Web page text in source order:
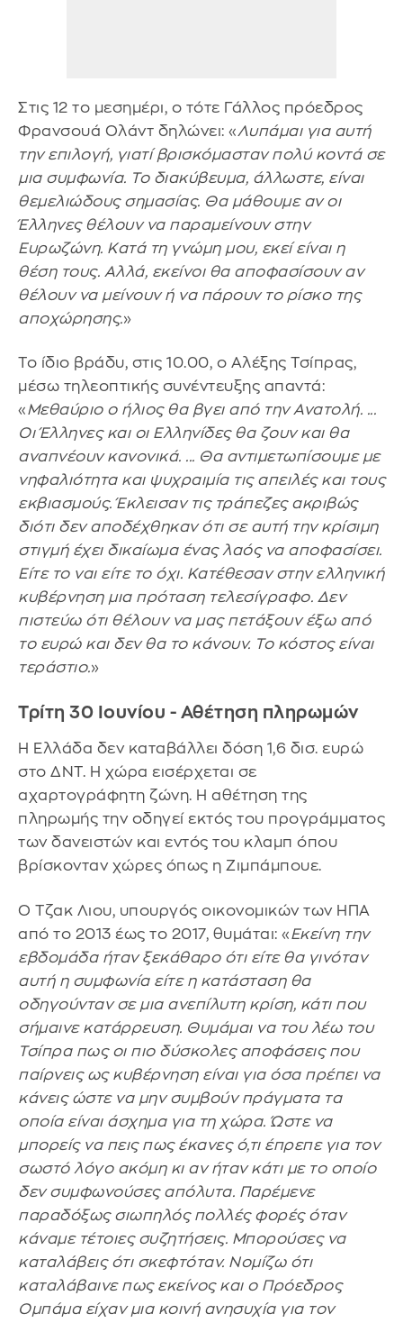
Στις 12 το μεσημέρι, ο τότε Γάλλος πρόεδρος
Φρανσουά Ολάντ δηλώνει: «Λυπάμαι για αυτή
την επιλογή, γιατί βρισκόμασταν πολύ κοντά σε
μια συμφωνία. Το διακύβευμα, άλλωστε, είναι
θεμελιώδους σημασίας. Θα μάθουμε αν οι
Έλληνες θέλουν να παραμείνουν στην
Ευρωζώνη. Κατά τη γνώμη μου, εκεί είναι η
θέση τους. Αλλά, εκείνοι θα αποφασίσουν αν
θέλουν να μείνουν ή να πάρουν το ρίσκο της
αποχώρησης.»
Το ίδιο βράδυ, στις 10.00, ο Αλέξης Τσίπρας,
μέσω τηλεοπτικής συνέντευξης απαντά:
«Μεθαύριο ο ήλιος θα βγει από την Ανατολή. ...
Οι Έλληνες και οι Ελληνίδες θα ζουν και θα
αναπνέουν κανονικά. ... Θα αντιμετωπίσουμε με
νηφαλιότητα και ψυχραιμία τις απειλές και τους
εκβιασμούς. Έκλεισαν τις τράπεζες ακριβώς
διότι δεν αποδέχθηκαν ότι σε αυτή την κρίσιμη
στιγμή έχει δικαίωμα ένας λαός να αποφασίσει.
Είτε το ναι είτε το όχι. Κατέθεσαν στην ελληνική
κυβέρνηση μια πρόταση τελεσίγραφο. Δεν
πιστεύω ότι θέλουν να μας πετάξουν έξω από
το ευρώ και δεν θα το κάνουν. Το κόστος είναι
τεράστιο.»
Τρίτη 30 Ιουνίου - Αθέτηση πληρωμών
Η Ελλάδα δεν καταβάλλει δόση 1,6 δισ. ευρώ
στο ΔΝΤ. Η χώρα εισέρχεται σε
αχαρτογράφητη ζώνη. Η αθέτηση της
πληρωμής την οδηγεί εκτός του προγράμματος
των δανειστών και εντός του κλαμπ όπου
βρίσκονταν χώρες όπως η Ζιμπάμπουε.
Ο Τζακ Λιου, υπουργός οικονομικών των ΗΠΑ
από το 2013 έως το 2017, θυμάται: «Εκείνη την
εβδομάδα ήταν ξεκάθαρο ότι είτε θα γινόταν
αυτή η συμφωνία είτε η κατάσταση θα
οδηγούνταν σε μια ανεπίλυτη κρίση, κάτι που
σήμαινε κατάρρευση. Θυμάμαι να του λέω του
Τσίπρα πως οι πιο δύσκολες αποφάσεις που
παίρνεις ως κυβέρνηση είναι για όσα πρέπει να
κάνεις ώστε να μην συμβούν πράγματα τα
οποία είναι άσχημα για τη χώρα. Ώστε να
μπορείς να πεις πως έκανες ό,τι έπρεπε για τον
σωστό λόγο ακόμη κι αν ήταν κάτι με το οποίο
δεν συμφωνούσες απόλυτα. Παρέμενε
παραδόξως σιωπηλός πολλές φορές όταν
κάναμε τέτοιες συζητήσεις. Μπορούσες να
καταλάβεις ότι σκεφτόταν. Νομίζω ότι
καταλάβαινε πως εκείνος και ο Πρόεδρος
Ομπάμα είχαν μια κοινή ανησυχία για τον